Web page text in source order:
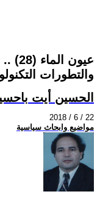
عيون
والتطورات
الحسين أيت
2018 / 6 / 22
مواضيع وابحاث سياسية